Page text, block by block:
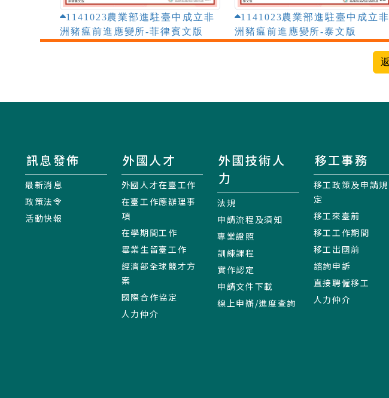
1141023農業部進駐臺中成立非
洲豬瘟前進應變所-菲律賓文版
1141023農業部進駐臺中成立非
洲豬瘟前進應變所-泰文版
訊息發佈
最新消息
政策法令
活動快報
外國人才
外國人才在臺工作
在臺工作應辦理事
項
在學期間工作
畢業生留臺工作
經濟部全球競才方
案
國際合作協定
人力仲介
外國技術人
力
法規
申請流程及須知
專業證照
訓練課程
實作認定
申請文件下載
線上申辦/進度查詢
移工事務
移工政策及申請規
定
移工來臺前
移工工作期間
移工出國前
諮詢申訴
直接聘僱移工
人力仲介